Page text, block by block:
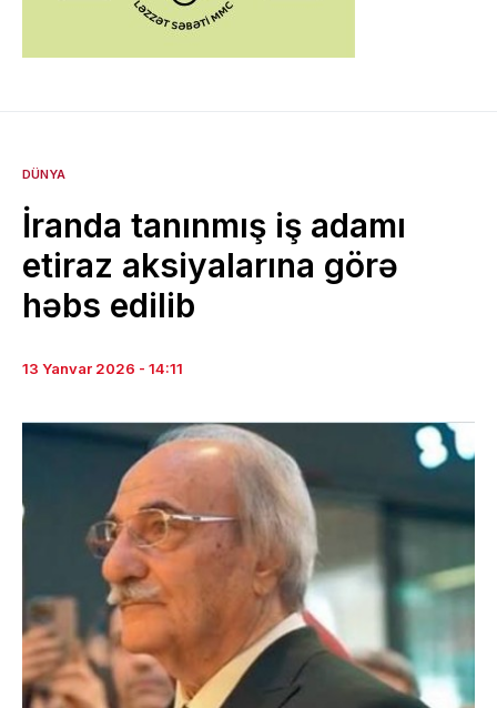
DÜNYA
İranda tanınmış iş adamı
etiraz aksiyalarına görə
həbs edilib
13 Yanvar 2026 - 14:11